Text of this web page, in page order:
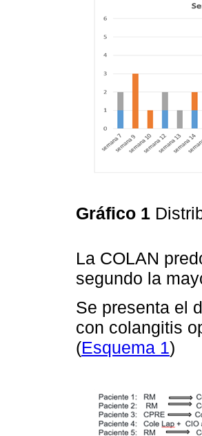
Gráfico 1
La COLAN
segundo la
Se presenta el
con colangitis
(Esquema 1)